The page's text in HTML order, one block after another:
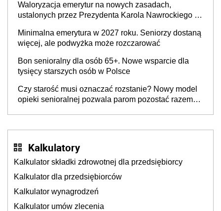
która ma zapobiec katastrofie demograficznej?
Waloryzacja emerytur na nowych zasadach,
ustalonych przez Prezydenta Karola Nawrockiego –
podwyżka świadczeń?
Minimalna emerytura w 2027 roku. Seniorzy dostaną
więcej, ale podwyżka może rozczarować
Bon senioralny dla osób 65+. Nowe wsparcie dla
tysięcy starszych osób w Polsce
Czy starość musi oznaczać rozstanie? Nowy model
opieki senioralnej pozwala parom pozostać razem
Kalkulatory
Kalkulator składki zdrowotnej dla przedsiębiorcy
Kalkulator dla przedsiębiorców
Kalkulator wynagrodzeń
Kalkulator umów zlecenia